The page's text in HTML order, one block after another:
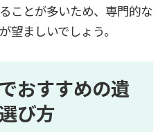
ことが多いため、専門的な
望ましいでしょう。
おすすめの遺
び方